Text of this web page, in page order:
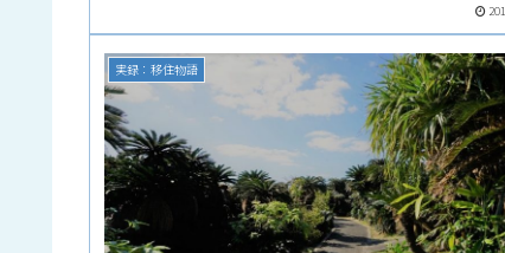
実録：移住物語